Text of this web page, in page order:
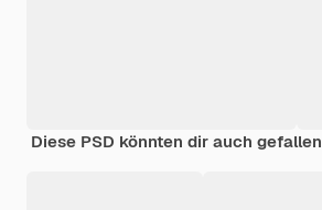
Diese PSD könnten dir auch gefallen